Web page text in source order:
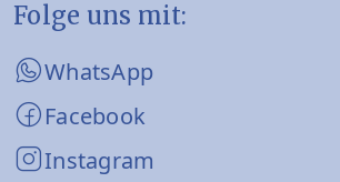
Folge uns mit:
WhatsApp
Facebook
Instagram